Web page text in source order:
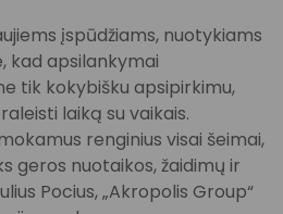
įspūdžiams, nuotykiams
kad apsilankymai
tik kokybišku apsipirkimu,
laiką su vaikais.
renginius visai šeimai,
geros nuotaikos, žaidimų ir
Pocius, „Akropolis Group“